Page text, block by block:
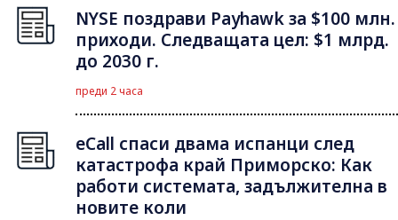
NYSE поздрави Payhawk за $100 млн.
приходи. Следващата цел: $1 млрд.
до 2030 г.
преди 2 часа
eCall спаси двама испанци след
катастрофа край Приморско: Как
работи системата, задължителна в
новите коли